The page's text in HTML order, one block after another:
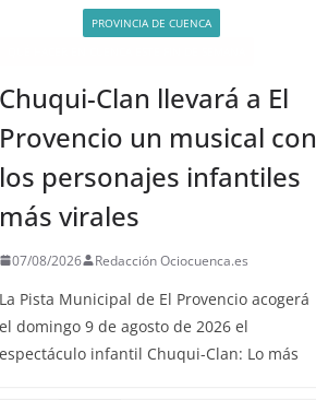
PROVINCIA DE CUENCA
Chuqui-Clan llevará a El
Provencio un musical con
los personajes infantiles
más virales
07/08/2026 Redacción Ociocuenca.es
La Pista Municipal de El Provencio acogerá
el domingo 9 de agosto de 2026 el
espectáculo infantil Chuqui-Clan: Lo más